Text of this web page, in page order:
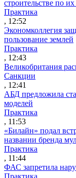
строительстве по
Практика
, 12:52
Экономколлегия
пользование землей
Практика
, 12:43
Великобритания
Санкции
, 12:41
АБД предложила
моделей
Практика
, 11:53
«Билайн» подал
названии бренда
Практика
, 11:44
ФАС запретила